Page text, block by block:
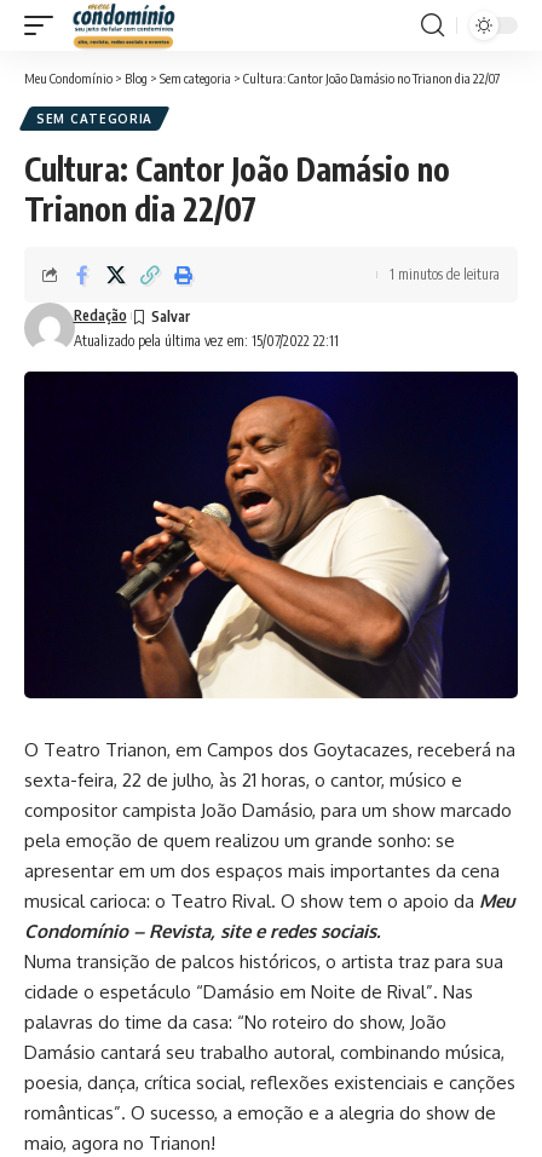
Meu Condomínio > Blog > Sem categoria > Cultura: Cantor João Damásio no Trianon dia 22/07
SEM CATEGORIA
Cultura: Cantor João Damásio no
Trianon dia 22/07
Atualizado pela última vez em: 15/07/2022 22:11
Redação
1 minutos de leitura
O Teatro Trianon, em Campos dos Goytacazes, receberá na
sexta-feira, 22 de julho, às 21 horas, o cantor, músico e
compositor campista João Damásio, para um show marcado
pela emoção de quem realizou um grande sonho: se
apresentar em um dos espaços mais importantes da cena
musical carioca: o Teatro Rival. O show tem o apoio da Meu
Condomínio – Revista, site e redes sociais.
Numa transição de palcos históricos, o artista traz para sua
cidade o espetáculo “Damásio em Noite de Rival”. Nas
palavras do time da casa: “No roteiro do show, João
Damásio cantará seu trabalho autoral, combinando música,
poesia, dança, crítica social, reflexões existenciais e canções
românticas”. O sucesso, a emoção e a alegria do show de
maio, agora no Trianon!